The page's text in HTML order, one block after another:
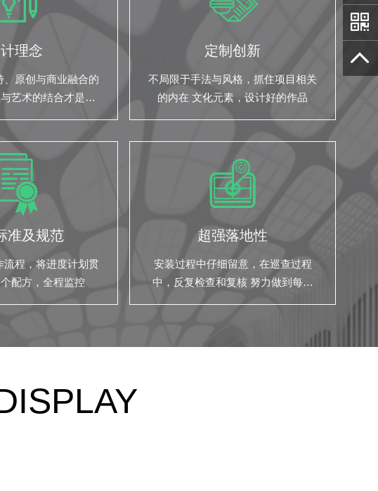
理念
、原创与商业融合的
艺术的结合才是我
定制创新
不局限于手法与风格，抓住项目相关
的内在 文化元素，设计好的作品
准及规范
流程，将进度计划贯
配方，全程监控
超强落地性
安装过程中仔细留意，在巡查过程
中，反复检查和复核 努力做到每一